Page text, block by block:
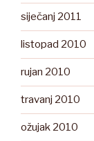
siječanj 2011
listopad 2010
rujan 2010
travanj 2010
ožujak 2010